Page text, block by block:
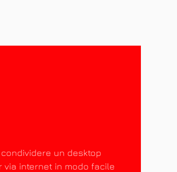
un desktop
internet in modo facile